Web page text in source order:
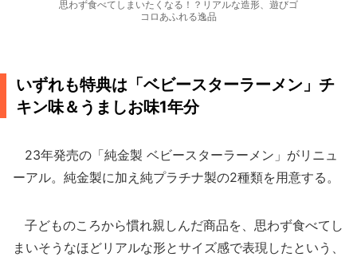
思わず食べてしまいたくなる！？リアルな造形、遊びゴ
コロあふれる逸品
いずれも特典は「ベビースターラーメン」チ
キン味＆うましお味1年分
23年発売の「純金製 ベビースターラーメン」がリニュ
ーアル。純金製に加え純プラチナ製の2種類を用意する。
子どものころから慣れ親しんだ商品を、思わず食べてし
まいそうなほどリアルな形とサイズ感で表現したという、